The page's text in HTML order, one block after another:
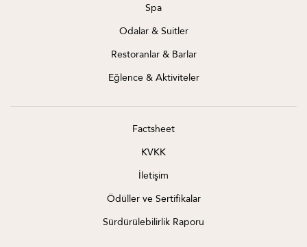
Spa
Odalar & Suitler
Restoranlar & Barlar
Eğlence & Aktiviteler
Factsheet
KVKK
İletişim
Ödüller ve Sertifikalar
Sürdürülebilirlik Raporu